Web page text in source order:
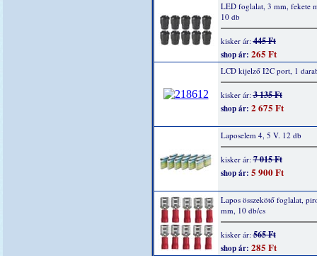
LED foglalat, 3 mm, fekete
10 db
kisker ár:445 Ft
shop ár: 265 Ft
LCD kijelző I2C port, 1
kisker ár:3 135 Ft
shop ár: 2 675 Ft
Laposelem 4, 5 V. 12 db
kisker ár:7 015 Ft
shop ár: 5 900 Ft
Lapos összekötő foglalat,
mm, 10 db/cs
kisker ár:565 Ft
shop ár: 285 Ft